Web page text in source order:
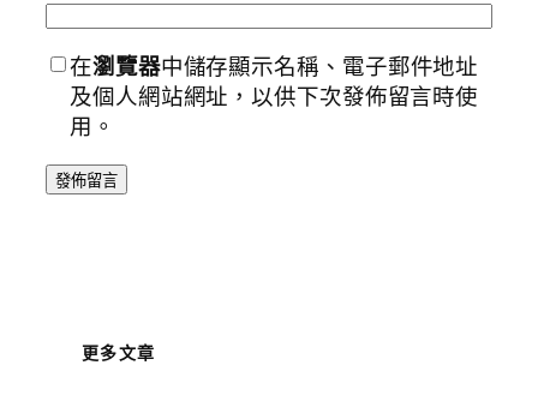
在瀏覽器中儲存顯示名稱、電子郵件地址
及個人網站網址，以供下次發佈留言時使
用。
更多文章